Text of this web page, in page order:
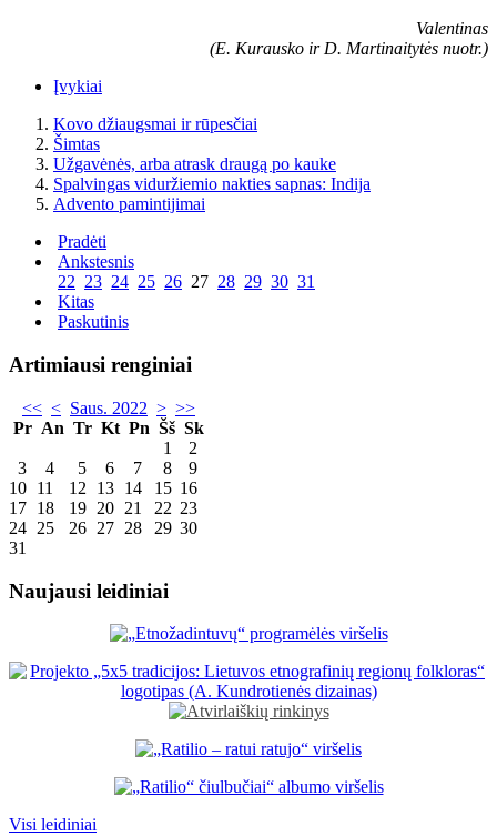
Valentinas
(E. Kurausko ir D. Martinaitytės nuotr.)
Įvykiai
Kovo džiaugsmai ir rūpesčiai
Šimtas
Užgavėnės, arba atrask draugą po kauke
Spalvingas viduržiemio nakties sapnas: Indija
Advento pamintijimai
Pradėti
Ankstesnis
22 23 24 25 26 27 28 29 30 31
Kitas
Paskutinis
Artimiausi renginiai
<< < Saus. 2022 > >>
Pr An Tr Kt Pn Šš Sk
1
2
3
4 5 6 7 8
9
10 11 12 13 14 15 16
17 18 19 20 21 22 23
24 25 26 27 28 29 30
31
Naujausi leidiniai
Visi leidiniai